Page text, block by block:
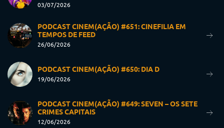
03/07/2026
PODCAST CINEM(AÇÃO) #651: CINEFILIA EM
TEMPOS DE FEED
26/06/2026
PODCAST CINEM(AÇÃO) #650: DIA D
19/06/2026
PODCAST CINEM(AÇÃO) #649: SEVEN – OS SETE
CRIMES CAPITAIS
12/06/2026